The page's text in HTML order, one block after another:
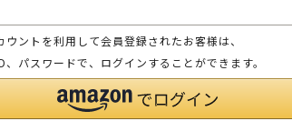
ントを利用して会員登録されたお客様は、
パスワードで、ログインすることができます。